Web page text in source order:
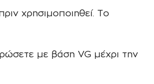
χρησιμοποιηθεί. Το
με βάση VG μέχρι την